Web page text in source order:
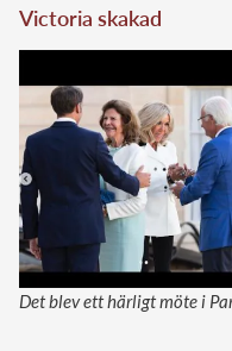
Victoria skakad
Det blev ett härligt möte i